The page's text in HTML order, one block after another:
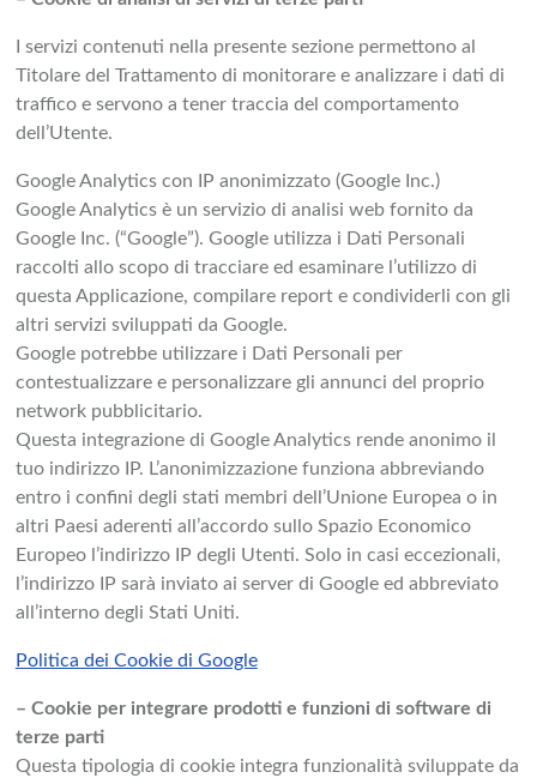
I servizi contenuti nella presente sezione permettono al
Titolare del Trattamento di monitorare e analizzare i dati di
traffico e servono a tener traccia del comportamento
dell’Utente.
Google Analytics con IP anonimizzato (Google Inc.)
Google Analytics è un servizio di analisi web fornito da
Google Inc. (“Google”). Google utilizza i Dati Personali
raccolti allo scopo di tracciare ed esaminare l’utilizzo di
questa Applicazione, compilare report e condividerli con gli
altri servizi sviluppati da Google.
Google potrebbe utilizzare i Dati Personali per
contestualizzare e personalizzare gli annunci del proprio
network pubblicitario.
Questa integrazione di Google Analytics rende anonimo il
tuo indirizzo IP. L’anonimizzazione funziona abbreviando
entro i confini degli stati membri dell’Unione Europea o in
altri Paesi aderenti all’accordo sullo Spazio Economico
Europeo l’indirizzo IP degli Utenti. Solo in casi eccezionali,
l’indirizzo IP sarà inviato ai server di Google ed abbreviato
all’interno degli Stati Uniti.
Politica dei Cookie di Google
– Cookie per integrare prodotti e funzioni di software di
terze parti
Questa tipologia di cookie integra funzionalità sviluppate da